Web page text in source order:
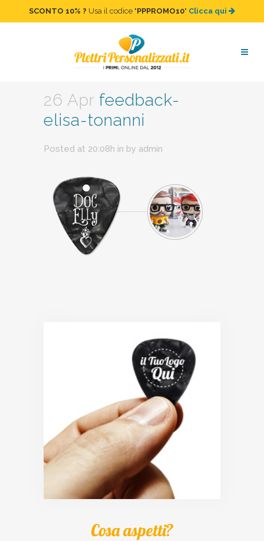
SCONTO 10% ? Usa il codice "PPPROMO10" Clicca qui
feedback-elisa-tonanni
26 Apr feedback-
elisa-tonanni
Posted at 20:08h in by admin
Cosa aspetti?